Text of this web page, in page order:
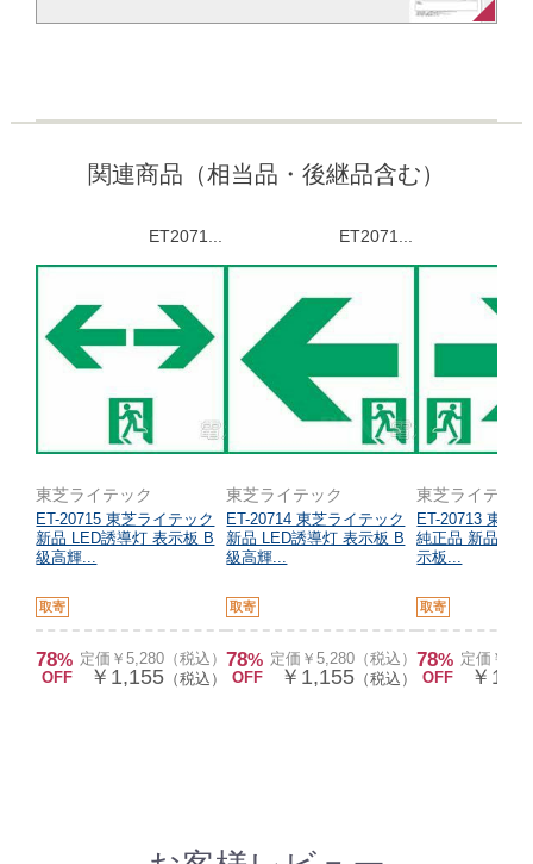
関連商品（相当品・後継品含む）
ET2071...
東芝ライテック
ET-20715 東芝ライテック
新品 LED誘導灯 表示板 B
級高輝...
取寄
78%
OFF
定価￥5,280（税込）
￥1,155 （税込）
ET2071...
東芝ライテック
ET-20714 東芝ライテック
新品 LED誘導灯 表示板 B
級高輝...
取寄
78%
OFF
定価￥5,280（税込）
￥1,155 （税込）
東芝ライテック
ET-20713 東芝
純正品 新品
示板...
取寄
78%
OFF
定価￥
￥